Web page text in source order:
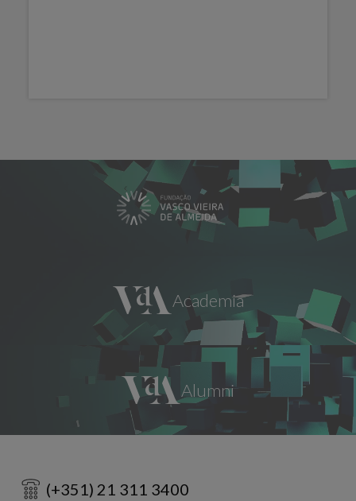
(+351) 21 311 3400